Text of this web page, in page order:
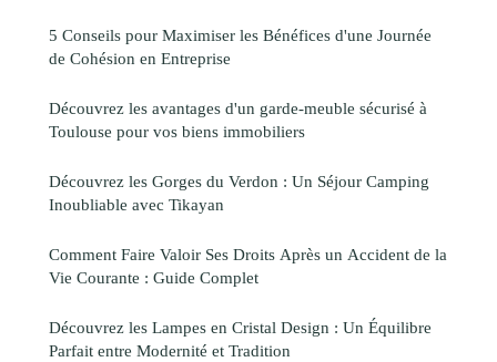
5 Conseils pour Maximiser les Bénéfices d'une Journée
de Cohésion en Entreprise
Découvrez les avantages d'un garde-meuble sécurisé à
Toulouse pour vos biens immobiliers
Découvrez les Gorges du Verdon : Un Séjour Camping
Inoubliable avec Tikayan
Comment Faire Valoir Ses Droits Après un Accident de la
Vie Courante : Guide Complet
Découvrez les Lampes en Cristal Design : Un Équilibre
Parfait entre Modernité et Tradition